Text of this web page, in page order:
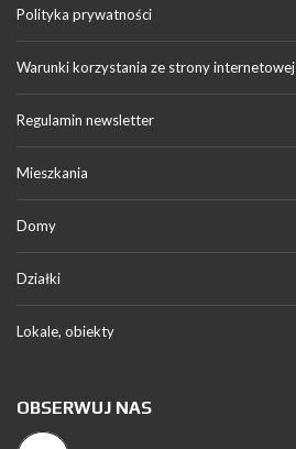
Polityka prywatności
Warunki korzystania ze strony internetowej
Regulamin newsletter
Mieszkania
Domy
Działki
Lokale, obiekty
OBSERWUJ NAS